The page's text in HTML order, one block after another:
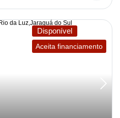
Disponível
Aceita financiamento